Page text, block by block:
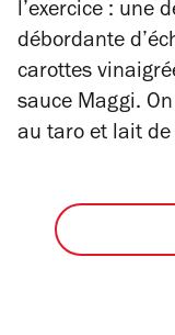
l’exercice : une
débordante
carottes
sauce Maggi.
au taro et lait de